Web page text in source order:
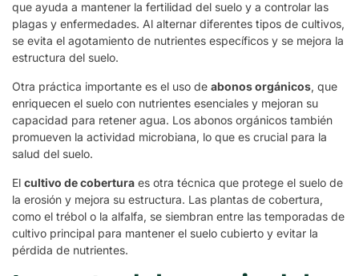
que ayuda a mantener la fertilidad del suelo y a controlar las
plagas y enfermedades. Al alternar diferentes tipos de cultivos,
se evita el agotamiento de nutrientes específicos y se mejora la
estructura del suelo.
Otra práctica importante es el uso de abonos orgánicos, que
enriquecen el suelo con nutrientes esenciales y mejoran su
capacidad para retener agua. Los abonos orgánicos también
promueven la actividad microbiana, lo que es crucial para la
salud del suelo.
El cultivo de cobertura es otra técnica que protege el suelo de
la erosión y mejora su estructura. Las plantas de cobertura,
como el trébol o la alfalfa, se siembran entre las temporadas de
cultivo principal para mantener el suelo cubierto y evitar la
pérdida de nutrientes.